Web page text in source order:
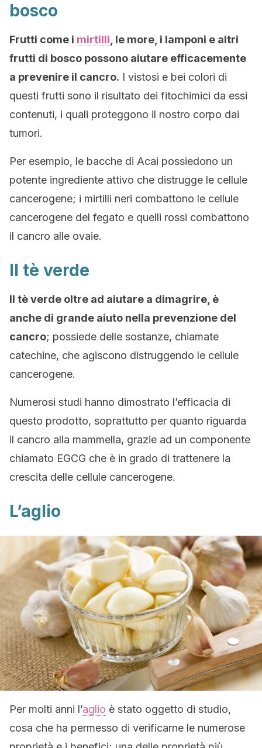
bosco
Frutti come i mirtilli , le more, i lamponi e altri
frutti di bosco possono aiutare efficacemente
a prevenire il cancro. I vistosi e bei colori di
questi frutti sono il risultato dei fitochimici da essi
contenuti, i quali proteggono il nostro corpo dai
tumori.
Per esempio, le bacche di Acai possiedono un
potente ingrediente attivo che distrugge le cellule
cancerogene; i mirtilli neri combattono le cellule
cancerogene del fegato e quelli rossi combattono
il cancro alle ovaie.
Il tè verde
Il tè verde oltre ad aiutare a dimagrire, è
anche di grande aiuto nella prevenzione del
cancro; possiede delle sostanze, chiamate
catechine, che agiscono distruggendo le cellule
cancerogene.
Numerosi studi hanno dimostrato l’efficacia di
questo prodotto, soprattutto per quanto riguarda
il cancro alla mammella, grazie ad un componente
chiamato EGCG che è in grado di trattenere la
crescita delle cellule cancerogene.
L’aglio
Per molti anni l’aglio è stato oggetto di studio,
cosa che ha permesso di verificarne le numerose